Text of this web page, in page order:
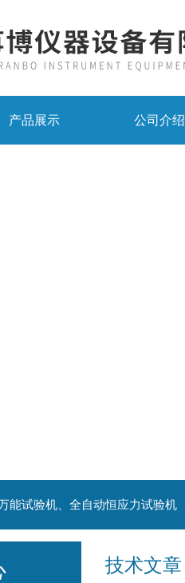
产品展示 公司介绍
能试验机、全自动恒应力试验机
技术文章